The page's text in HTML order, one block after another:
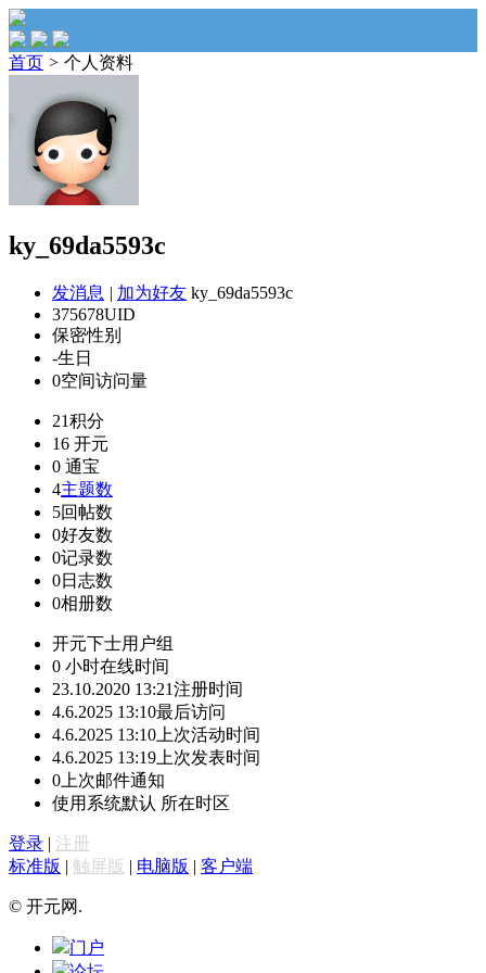
首页 > 个人资料
ky_69da5593c
发消息 | 加为好友 ky_69da5593c
375678UID
保密性别
-生日
0空间访问量
21积分
16 开元
0 通宝
4主题数
5回帖数
0好友数
0记录数
0日志数
0相册数
开元下士用户组
0 小时在线时间
23.10.2020 13:21注册时间
4.6.2025 13:10最后访问
4.6.2025 13:10 上次活动时间
4.6.2025 13:19 上次发表时间
0 上次邮件通知
使用系统默认 所在时区
登录 | 注册
标准版 | 触屏版 | 电脑版 | 客户端
© 开元网.
门户